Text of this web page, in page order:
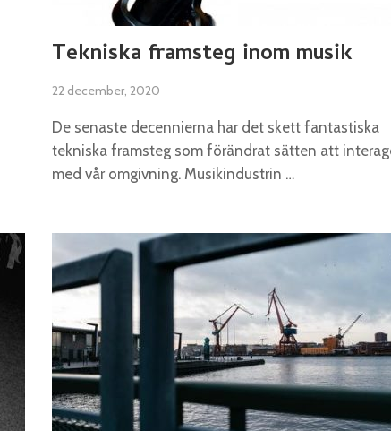
Tekniska framsteg inom musik
22 december, 2020
De senaste decennierna har det skett fantastiska
tekniska framsteg som förändrat sätten att
med vår omgivning. Musikindustrin …